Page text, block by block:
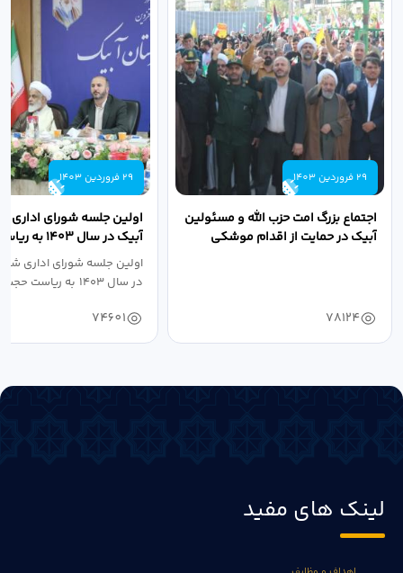
29 فروردین 1403
اجتماع بزرگ امت حزب الله و مسئولین
آبیک در حمایت از اقدام موشکی
78124
29 فروردین 1403
اولین جلسه شورای اداری
آبیک در سال
اله مددخانی...
اولین جلسه شورای اداری
در سال ۱۴۰۳ به ریاست حجت اله...
74601
لینک های مفید